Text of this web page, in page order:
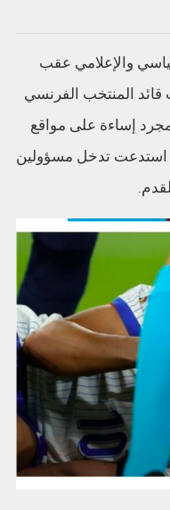
والإعلامي عقب
قائد المنتخب الفرنسي
إساءة على مواقع
استدعت تدخل مسؤولين